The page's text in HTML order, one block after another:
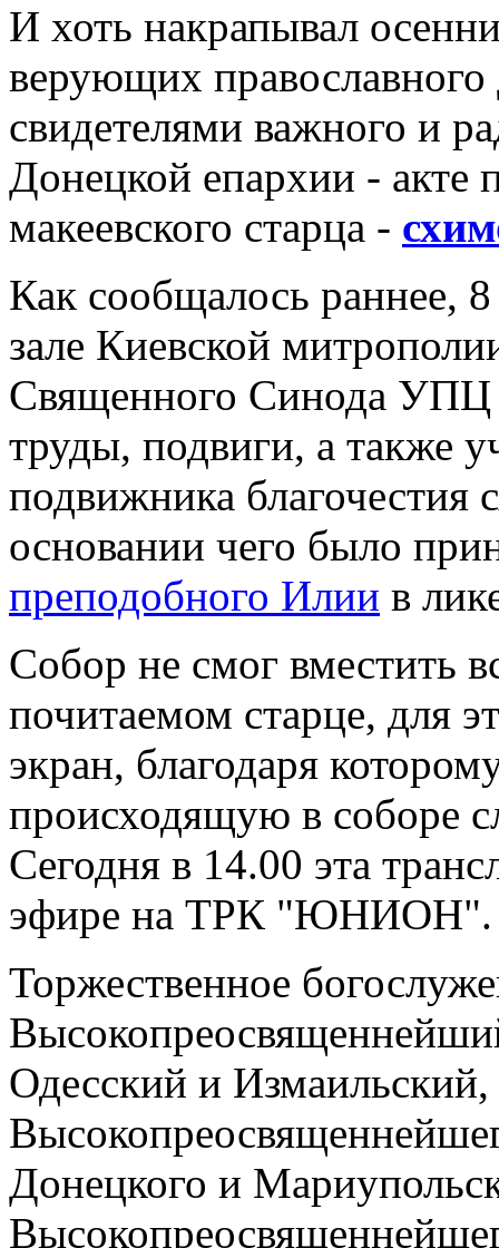
И хоть накрапывал
верующих
свидетелями важного и
Донецкой епархии - акте
макеевского старца -
Как сообщалось раннее,
зале Киевской
Священного Синода УПЦ
труды, подвиги, а также
подвижника
основании чего было
преподобного Илии в
Собор не смог вместить
почитаемом старце, для
экран, благодаря
происходящую в соборе
Сегодня в 14.00 эта
эфире на ТРК "ЮНИОН".
Торжественное
Одесский и
Донецкого и